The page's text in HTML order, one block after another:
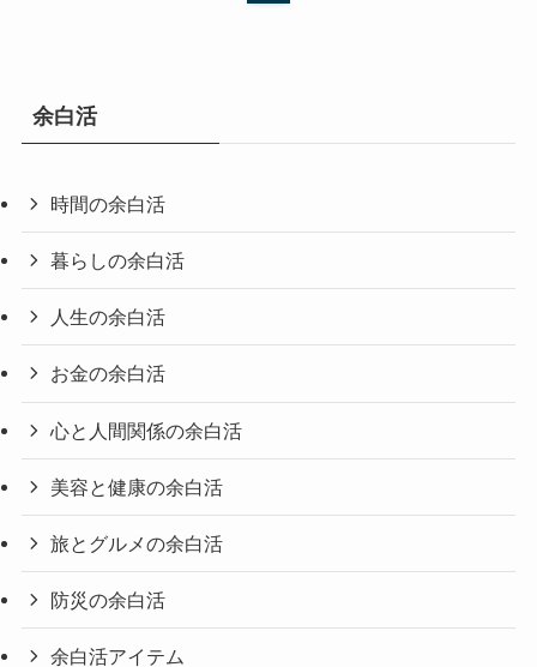
余白活
時間の余白活
暮らしの余白活
人生の余白活
お金の余白活
心と人間関係の余白活
美容と健康の余白活
旅とグルメの余白活
防災の余白活
余白活アイテム